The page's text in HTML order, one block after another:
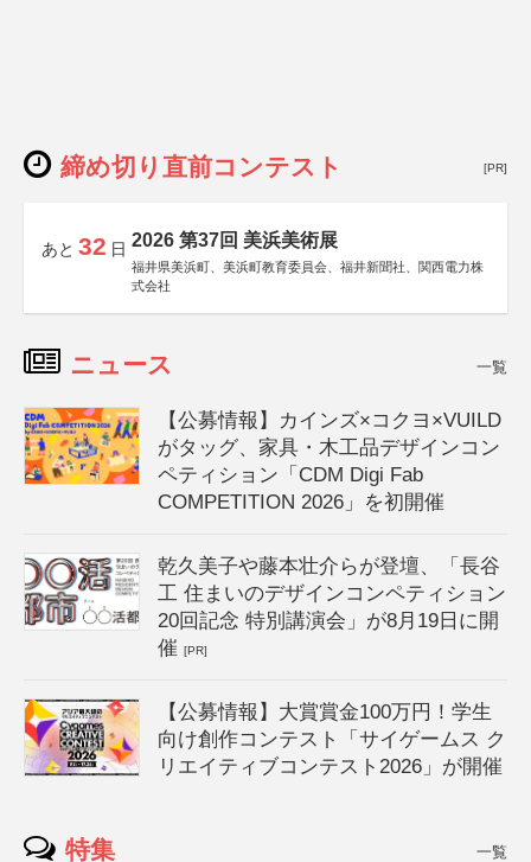
締め切り直前コンテスト [PR]
あと 32 日 2026 第37回 美浜美術展
福井県美浜町、美浜町教育委員会、福井新聞社、関西電力株
式会社
ニュース 一覧
【公募情報】カインズ×コクヨ×VUILD
がタッグ、家具・木工品デザインコン
ペティション「CDM Digi Fab
COMPETITION 2026」を初開催
乾久美子や藤本壮介らが登壇、「長谷
工 住まいのデザインコンペティション
20回記念 特別講演会」が8月19日に開
催[PR]
【公募情報】大賞賞金100万円！学生
向け創作コンテスト「サイゲームス ク
リエイティブコンテスト2026」が開催
特集 一覧